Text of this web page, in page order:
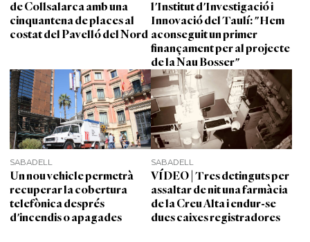
de Collsalarca amb una
cinquantena de places al
costat del Pavelló del Nord
l'Institut d'Investigació i
Innovació del Taulí: "Hem
aconseguit un primer
finançament per al projecte
de la Nau Bosser"
SABADELL
Un nou vehicle permetrà
recuperar la cobertura
telefònica després
d'incendis o apagades
SABADELL
VÍDEO | Tres detinguts per
assaltar de nit una farmàcia
de la Creu Alta i endur-se
dues caixes registradores